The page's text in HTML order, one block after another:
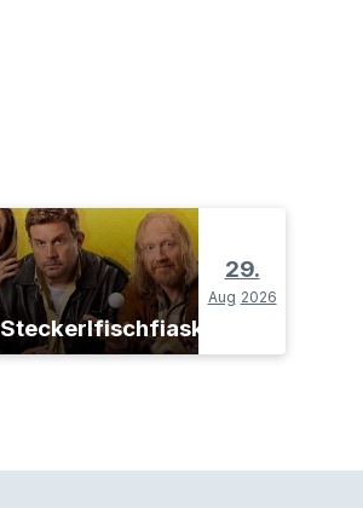
Steckerlfischfiasko
29.
Aug 2026